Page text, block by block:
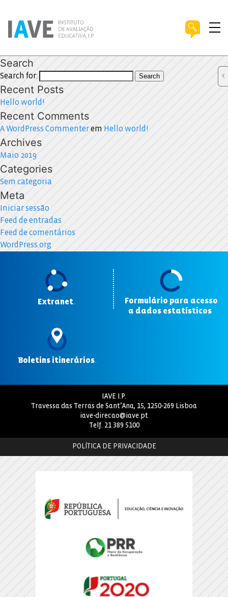
Search
Search for: Search
Recent Posts
Hello world!
Recent Comments
A WordPress Commenterem Hello world!
Archives
Maio 2019
Categories
Sem categoria
Meta
Iniciar sessão
Feed de entradas
Feed de comentários
WordPress.org
Extranet.
Formulário para acesso
a dados estatísticos
Boletins itinerários.
IAVE I.P.
Travessa das Terras de Sant’Ana, 15, 1250-269 Lisboa
iave-direcao@iave.pt
Telf. 21 389 5100
POLÍTICA DE PRIVACIDADE